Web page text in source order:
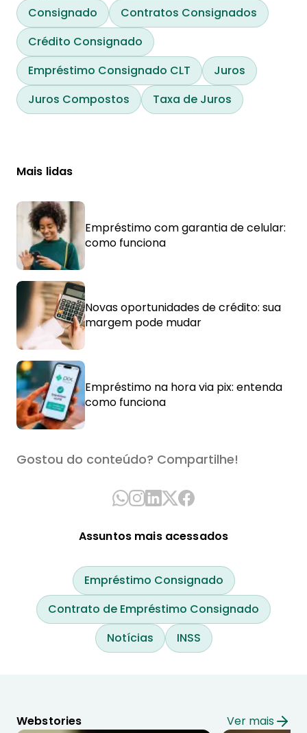
Consignado
Contratos Consignados
Crédito Consignado
Empréstimo Consignado CLT
Juros
Juros Compostos
Taxa de Juros
Mais lidas
Empréstimo com garantia de celular:
como funciona
Novas oportunidades de crédito: sua
margem pode mudar
Empréstimo na hora via pix: entenda
como funciona
Gostou do conteúdo? Compartilhe!
Assuntos mais acessados
Empréstimo Consignado
Contrato de Empréstimo Consignado
Notícias
INSS
Webstories Ver mais